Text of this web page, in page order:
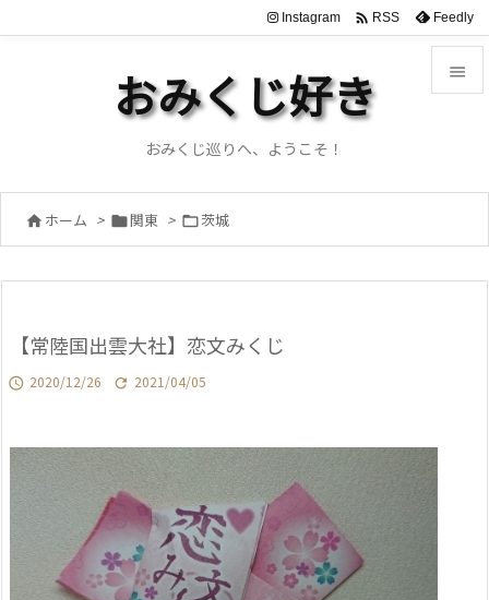

サイド
Instagram  RSS Feedly
おみくじ好き
おみくじ巡りへ、ようこそ！
 ホーム > 関東 > 茨城
【常陸国出雲大社】恋文みくじ
 2020/12/26  2021/04/05